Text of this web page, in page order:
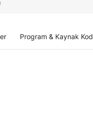
Program & Kaynak Kod